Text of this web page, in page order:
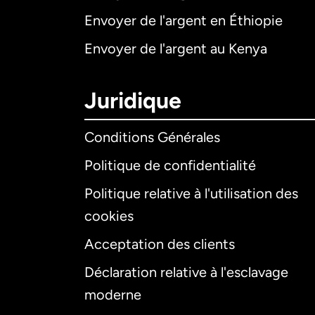
Envoyer de l'argent en Éthiopie
Envoyer de l'argent au Kenya
Juridique
Conditions Générales
Politique de confidentialité
Politique relative à l'utilisation des
cookies
Acceptation des clients
Déclaration relative à l'esclavage
moderne